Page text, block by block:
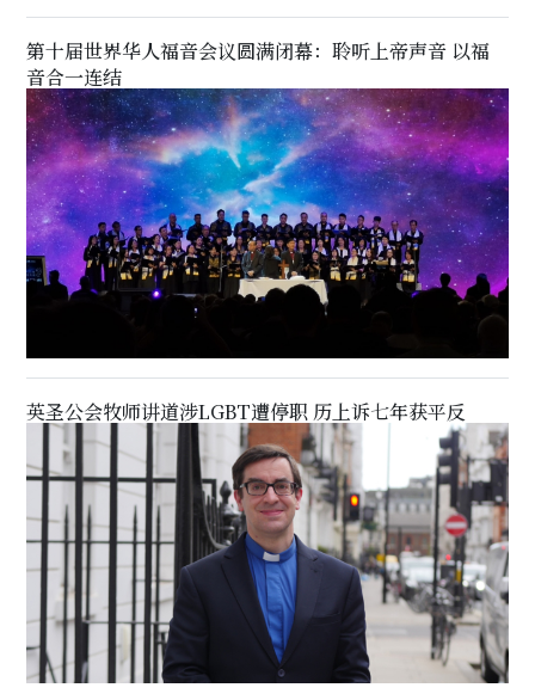
第十届世界华人福音会议圆满闭幕：聆听上帝声音 以福
音合一连结
英圣公会牧师讲道涉LGBT遭停职 历上诉七年获平反